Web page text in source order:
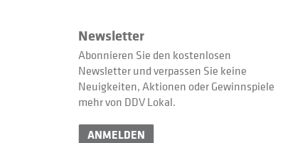
Newsletter
Abonnieren Sie den kostenlosen
Newsletter und verpassen Sie keine
Neuigkeiten, Aktionen oder Gewinnspiele
mehr von DDV Lokal.
ANMELDEN